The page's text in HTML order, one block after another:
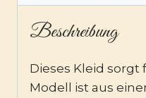
Beschreibung
Dieses Kleid sorgt
Modell ist aus